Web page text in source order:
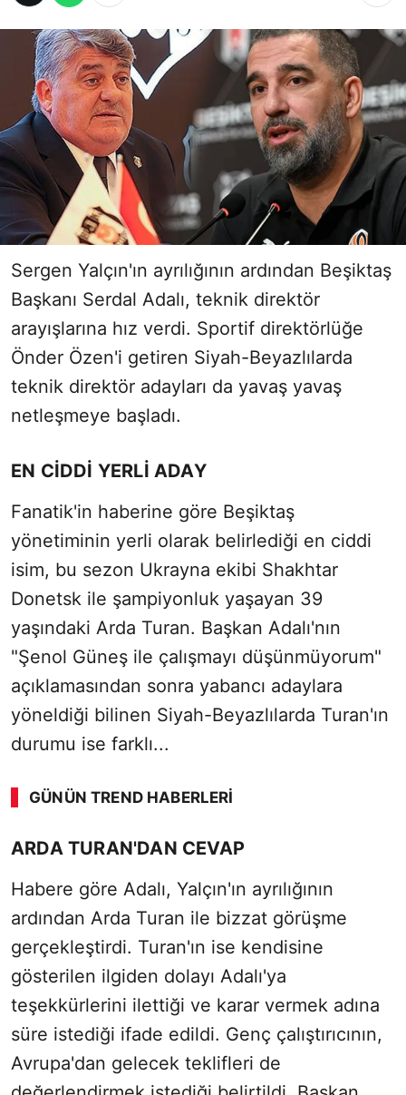
Sergen Yalçın'ın ayrılığının ardından Beşiktaş
Başkanı Serdal Adalı, teknik direktör
arayışlarına hız verdi. Sportif direktörlüğe
Önder Özen'i getiren Siyah-Beyazlılarda
teknik direktör adayları da yavaş yavaş
netleşmeye başladı.
EN CİDDİ YERLİ ADAY
Fanatik'in haberine göre Beşiktaş
yönetiminin yerli olarak belirlediği en ciddi
isim, bu sezon Ukrayna ekibi Shakhtar
Donetsk ile şampiyonluk yaşayan 39
yaşındaki Arda Turan. Başkan Adalı'nın
"Şenol Güneş ile çalışmayı düşünmüyorum"
açıklamasından sonra yabancı adaylara
yöneldiği bilinen Siyah-Beyazlılarda Turan'ın
durumu ise farklı...
GÜNÜN TREND HABERLERI
ARDA TURAN'DAN CEVAP
Habere göre Adalı, Yalçın'ın ayrılığının
ardından Arda Turan ile bizzat görüşme
gerçekleştirdi. Turan'ın ise kendisine
gösterilen ilgiden dolayı Adalı'ya
teşekkürlerini ilettiği ve karar vermek adına
süre istediği ifade edildi. Genç çalıştırıcının,
Avrupa'dan gelecek teklifleri de